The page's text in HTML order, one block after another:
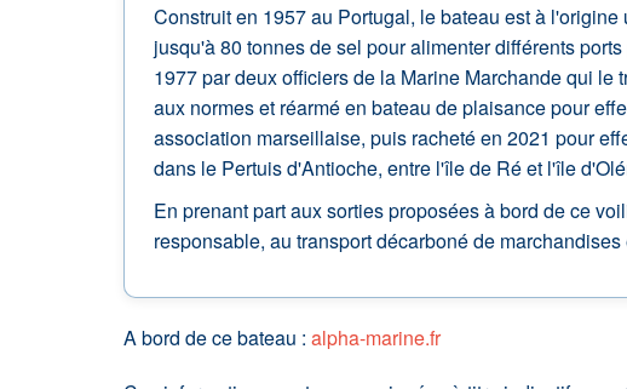
Construit en 1957 au Portugal, le bateau est à
jusqu'à 80 tonnes de sel pour alimenter différents
1977 par deux officiers de la Marine Marchande qui
aux normes et réarmé en bateau de plaisance pour
association marseillaise, puis racheté en 2021 pour
dans le Pertuis d'Antioche, entre l'île de Ré et l'île
En prenant part aux sorties proposées à bord de ce
responsable, au transport décarboné de
A bord de ce bateau : alpha-marine.fr